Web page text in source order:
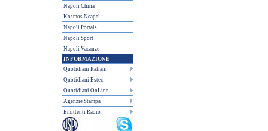
Napoli China
Kosmos Neapel
Napoli Portals
Napoli Sport
Napoli Vacanze
INFORMAZIONE
Quotidiani Italiani
Quotidiani Esteri
Quotidiani OnLine
Agenzie Stampa
Emittenti Radio